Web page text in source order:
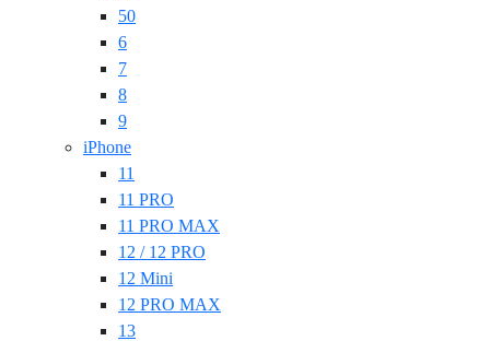
50
6
7
8
9
iPhone
11
11 PRO
11 PRO MAX
12 / 12 PRO
12 Mini
12 PRO MAX
13